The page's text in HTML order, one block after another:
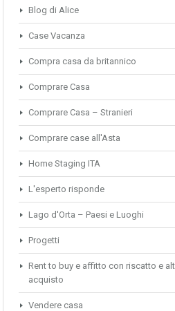
Blog di Alice
Case Vacanza
Compra casa da britannico
Comprare Casa
Comprare Casa – Stranieri
Comprare case all'Asta
Home Staging ITA
L'esperto risponde
Lago d'Orta – Paesi e Luoghi
Progetti
Rent to buy e affitto con riscatto e
acquisto
Vendere casa